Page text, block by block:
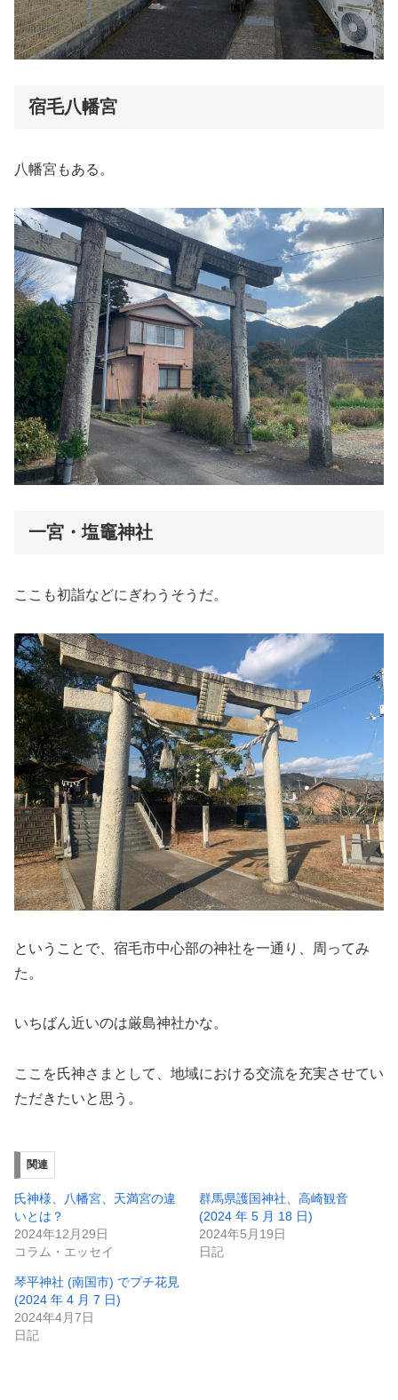
宿毛八幡宮
八幡宮もある。
一宮・塩竈神社
ここも初詣などにぎわうそうだ。
ということで、宿毛市中心部の神社を一通り、周ってみ
た。
いちばん近いのは厳島神社かな。
ここを氏神さまとして、地域における交流を充実させてい
ただきたいと思う。
関連
氏神様、八幡宮、天満宮の違
いとは？
2024年12月29日
コラム・エッセイ
群馬県護国神社、高崎観音
(2024 年 5 月 18 日)
2024年5月19日
日記
琴平神社 (南国市) でプチ花見
(2024 年 4 月 7 日)
2024年4月7日
日記